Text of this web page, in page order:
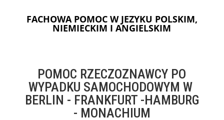
FACHOWA POMOC W JEZYKU POLSKIM,
NIEMIECKIM I ANGIELSKIM
POMOC RZECZOZNAWCY PO
WYPADKU SAMOCHODOWYM W
BERLIN - FRANKFURT -HAMBURG
- MONACHIUM